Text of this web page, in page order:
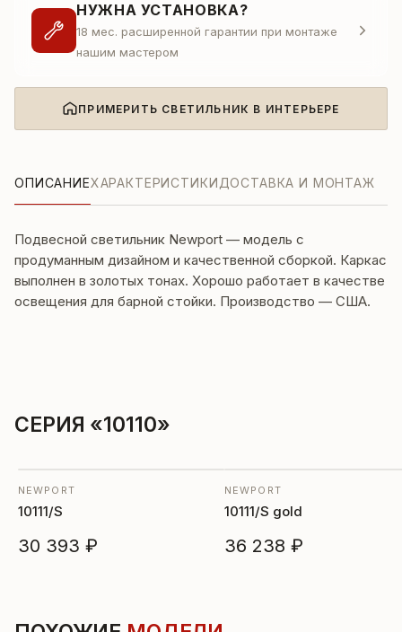
НУЖНА УСТАНОВКА?
18 мес. расширенной гарантии при монтаже
нашим мастером
ПРИМЕРИТЬ СВЕТИЛЬНИК В ИНТЕРЬЕРЕ
ОПИСАНИЕХАРАКТЕРИСТИКИДОСТАВКА И МОНТАЖ
Подвесной светильник Newport — модель с
продуманным дизайном и качественной сборкой. Каркас
выполнен в золотых тонах. Хорошо работает в качестве
освещения для барной стойки. Производство — США.
СЕРИЯ «10110»
NEWPORT
10111/S
30 393 ₽
NEWPORT
10111/S gold
36 238 ₽